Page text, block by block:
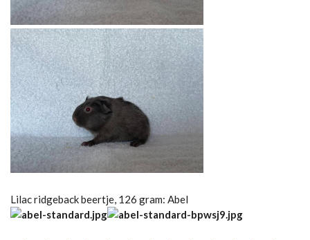
Lilac ridgeback beertje, 126 gram: Abel